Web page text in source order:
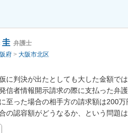
圭 弁護士
府 > 大阪市北区
に判決が出たとしても大した金額で
信者情報開示請求の際に支払った弁
至った場合の相手方の請求額は200
の認容額がどうなるか、という問題は